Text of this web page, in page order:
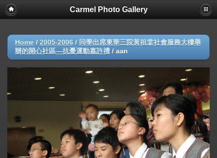
Carmel Photo Gallery
Home / 2005-2006 / 同學出席東華三院黃祖棠社會服務大樓舉
辦的開心社區—抗憂運動嘉許禮 / aan